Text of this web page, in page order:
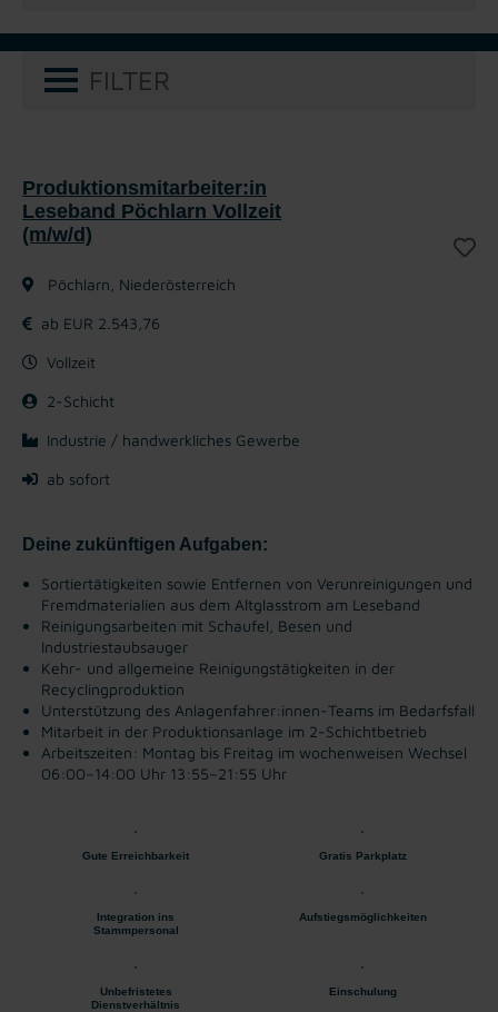
FILTER
Produktionsmitarbeiter:in
Leseband Pöchlarn Vollzeit
(m/w/d)
Pöchlarn, Niederösterreich
ab EUR 2.543,76
Vollzeit
2-Schicht
Industrie / handwerkliches Gewerbe
ab sofort
Deine zukünftigen Aufgaben:
Sortiertätigkeiten sowie Entfernen von Verunreinigungen und
Fremdmaterialien aus dem Altglasstrom am Leseband
Reinigungsarbeiten mit Schaufel, Besen und
Industriestaubsauger
Kehr- und allgemeine Reinigungstätigkeiten in der
Recyclingproduktion
Unterstützung des Anlagenfahrer:innen-Teams im Bedarfsfall
Mitarbeit in der Produktionsanlage im 2-Schichtbetrieb
Arbeitszeiten: Montag bis Freitag im wochenweisen Wechsel
06:00–14:00 Uhr 13:55–21:55 Uhr
Gute Erreichbarkeit Gratis Parkplatz
Integration ins
Stammpersonal
Aufstiegsmöglichkeiten
Unbefristetes
Dienstverhältnis
Einschulung